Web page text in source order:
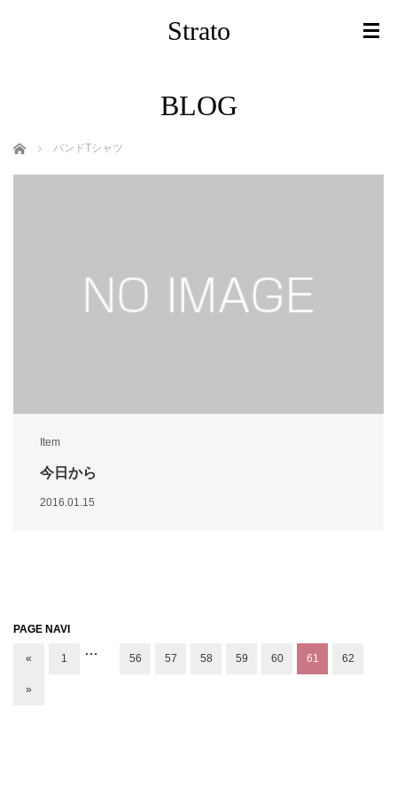
Strato
BLOG
ホーム バンドTシャツ
Item
今日から
2016.01.15
PAGE NAVI
« 1
…
56 57 58 59 60 61 62
»